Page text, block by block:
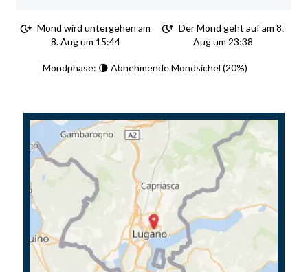
Mond wird untergehen am
8. Aug um 15:44
Der Mond geht auf am 8.
Aug um 23:38
Mondphase: 🌘 Abnehmende Mondsichel (20%)